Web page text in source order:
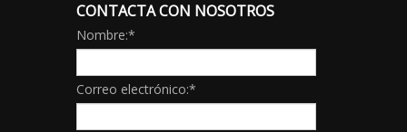
CONTACTA CON NOSOTROS
Nombre:*
Correo electrónico:*